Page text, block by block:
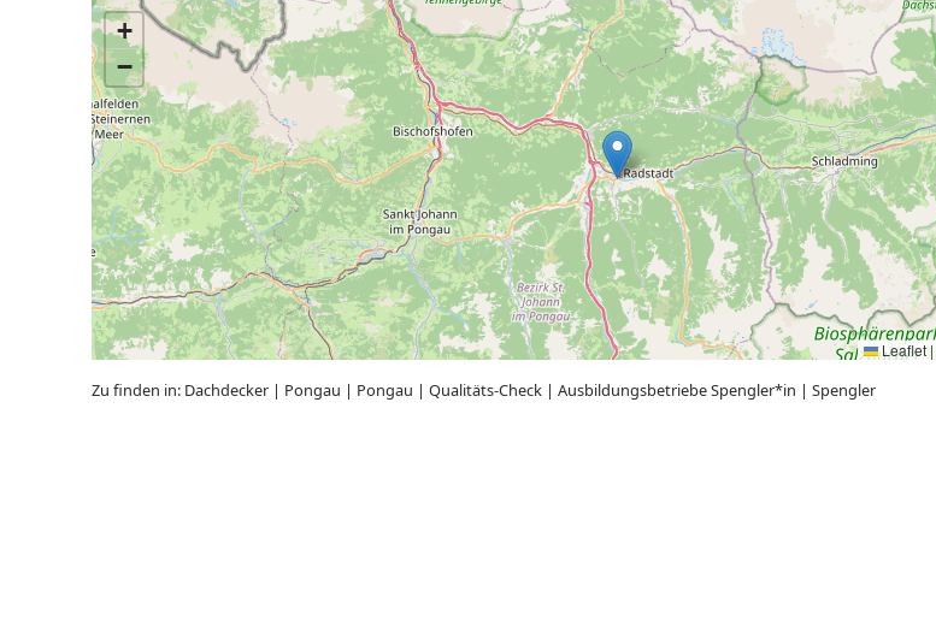
+
−
Leaflet |
Zu finden in: Dachdecker | Pongau | Pongau | Qualitäts-Check | Ausbildungsbetriebe Spengler*in | Spengler